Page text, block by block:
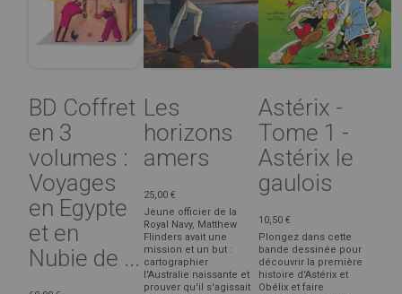
BD Coffret
en 3
volumes :
Voyages
en Egypte
et en
Nubie de ...
Les
horizons
amers
25,00 €
Jeune officier de la
Royal Navy, Matthew
Flinders avait une
mission et un but :
cartographier
l'Australie naissante et
prouver qu'il s'agissait
Astérix -
Tome 1 -
Astérix le
gaulois
10,50 €
Plongez dans cette
bande dessinée pour
découvrir la première
histoire d'Astérix et
Obélix et faire